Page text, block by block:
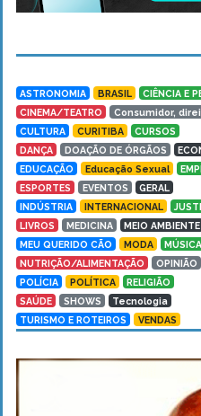
ASTRONOMIA BRASIL
CIÊNCIA E
CINEMA/TEATRO
Consumidor,
CULTURA
CURITIBA
CURSOS
DANÇA
DOAÇÃO DE ÓRGÃOS
EDUCAÇÃO
Educação Sexual
ESPORTES
EVENTOS
GERAL
INDÚSTRIA
INTERNACIONAL
LIVROS
MEDICINA
MEIO AMBIENTE
MEU QUERIDO CÃO
MODA
MÚSICA
NUTRIÇÃO/ALIMENTAÇÃO
OPINIÃO
POLÍCIA
POLÍTICA
RELIGIÃO
SAÚDE
SHOWS
Tecnologia
TURISMO E ROTEIROS
VENDAS